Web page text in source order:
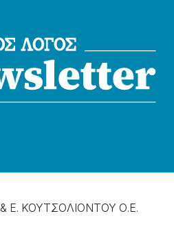
& Ε. ΚΟΥΤΣΟΛΙΟΝΤΟΥ Ο.Ε.